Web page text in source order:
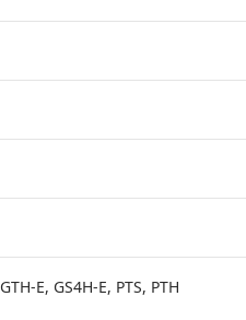
E, GS4H-E, PTS, PTH